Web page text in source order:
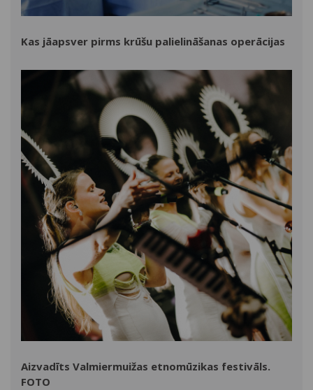
Kas jāapsver pirms krūšu palielināšanas operācijas
Aizvadīts Valmiermuižas etnomūzikas festivāls.
FOTO